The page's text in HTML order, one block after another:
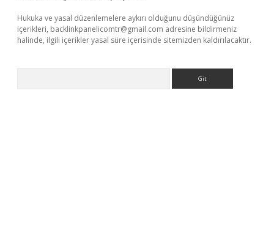
Hukuka ve yasal düzenlemelere aykırı olduğunu düşündüğünüz
içerikleri, backlinkpanelicomtr@gmail.com adresine bildirmeniz
halinde, ilgili içerikler yasal süre içerisinde sitemizden kaldırılacaktır.